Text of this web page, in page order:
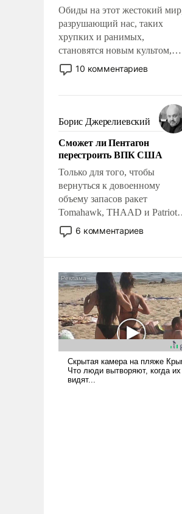
Обиды на этот жестокий
разрушающий нас, таких
хрупких и ранимых,
становятся новым культом,
постепенно вытесняя и
отменяя традиционное
мужественным и твердым под
ударами судьбы, брать на
ответственность, помогать
слабым, идти вперед и
адаптироваться.
10 комментариев
Борис Джерелиевский
Сможет ли Пентагон
перестроить ВПК США
Только для того, чтобы
вернуться к довоенному
объему запасов ракет
Tomahawk, THAAD и Patriot
США потребуется более трех
лет. Даже небольшая война с
Сложившаяся ситуация
означает многолетний
уязвимости США, например,
перед Китаем.
6 комментариев